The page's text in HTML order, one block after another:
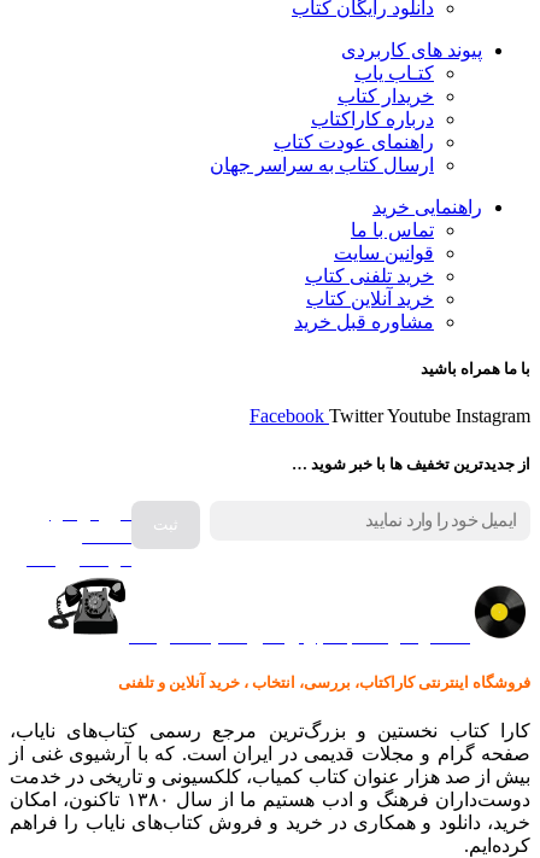
دانلود رایگان کتاب
پیوند های کاربردی
کتـاب یاب
خریدار کتاب
درباره کاراکتاب
راهنمای عودت کتاب
ارسال کتاب به سراسر جهان
راهنمایی خرید
تماس با ما
قوانین سایت
خرید تلفنی کتاب
خرید آنلاین کتاب
مشاوره قبل خرید
با ما همراه باشید
Facebook TwitterYoutube Instagram
از جدیدترین تخفیف ها با خبر شوید …
فروش انواع
فروشگاه اینترنتی کاراکتاب، بررسی، انتخاب ، خرید آنلاین و تلفنی
کارا کتاب نخستین و بزرگ‌ترین مرجع رسمی کتاب‌های نایاب،
صفحه گرام و مجلات قدیمی در ایران است. که با آرشیوی غنی از
بیش از صد هزار عنوان کتاب کمیاب، کلکسیونی و تاریخی در خدمت
دوست‌داران فرهنگ و ادب هستیم ما از سال ۱۳۸۰ تاکنون، امکان
خرید، دانلود و همکاری در خرید و فروش کتاب‌های نایاب را فراهم
کرده‌ایم.